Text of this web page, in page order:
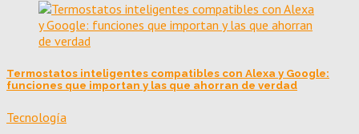
Termostatos inteligentes compatibles con Alexa y Google:
funciones que importan y las que ahorran de verdad
Tecnología